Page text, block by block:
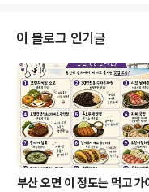
는 틈틈이 돈 받으라고 권하는 것
나 이곳저곳을 돌아다니다보니
아다니는 내 모습이 안쓰러웠던
터 깜빡깜빡하며 당신 자신의 치
그런 마음이 들지 않았나 싶기도
시는데 매번 거절하기도 ..
이 블로그 인기글
부산 오면 이 정도는 먹고 가